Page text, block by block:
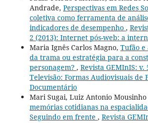
Andrade, Perspectivas em Redes
coletiva como ferramenta de
indicadores de desempenho ,
2 (2013): Internet pós-web: a
Maria Ignês Carlos Magno, Tufão
da trama ou estratégia para a
personagem? , Revista GEMInIS: v.
Televisão: Formas Audiovisuais de
Documentário
Mari Sugai, Luiz Antonio Mousinho
memórias cotidianas na
Seguindo em frente , Revista